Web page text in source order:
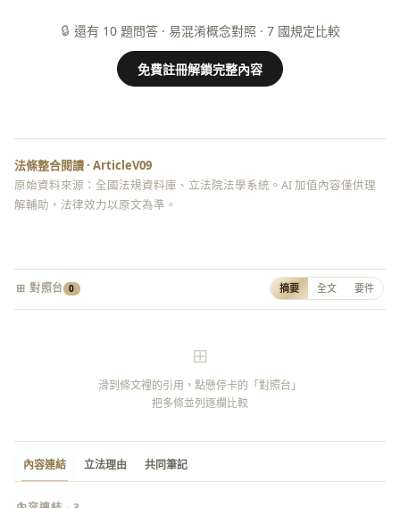
🔒 還有 10 題問答 · 易混淆概念對照 · 7 國規定比較
免費註冊解鎖完整內容
法條整合閱讀 · ArticleV09
原始資料來源：全國法規資料庫、立法院法學系統。AI 加值內容僅供理
解輔助，法律效力以原文為準。
⊞ 對照台 0 摘要 全文 要件
⊞
滑到條文裡的引用，點懸停卡的「對照台」
把多條並列逐欄比較
內容連結 立法理由 共同筆記